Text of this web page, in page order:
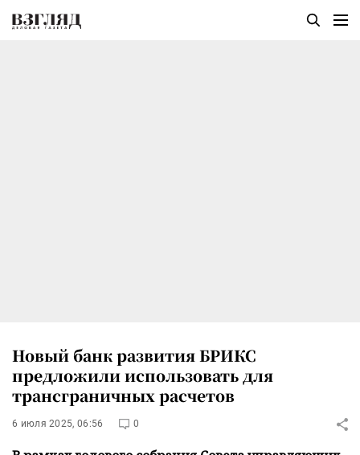
Новый банк развития БРИКС
предложили использовать для
трансграничных расчетов
6 июля 2025, 06:56 0